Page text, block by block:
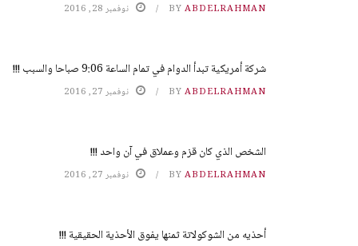
BY ABDELRAHMAN نوفمبر 28, 2016
شركة أمريكية تبدأ الدوام في تمام الساعة 9:06 صباحا والسبب !!!
BY ABDELRAHMAN نوفمبر 27, 2016
الشخص الذي كان قزم وعملاق في آن واحد !!!
BY ABDELRAHMAN نوفمبر 27, 2016
أحذيه من الشوكولاتة ثمنها يفوق الأحذية الحقيقية !!!